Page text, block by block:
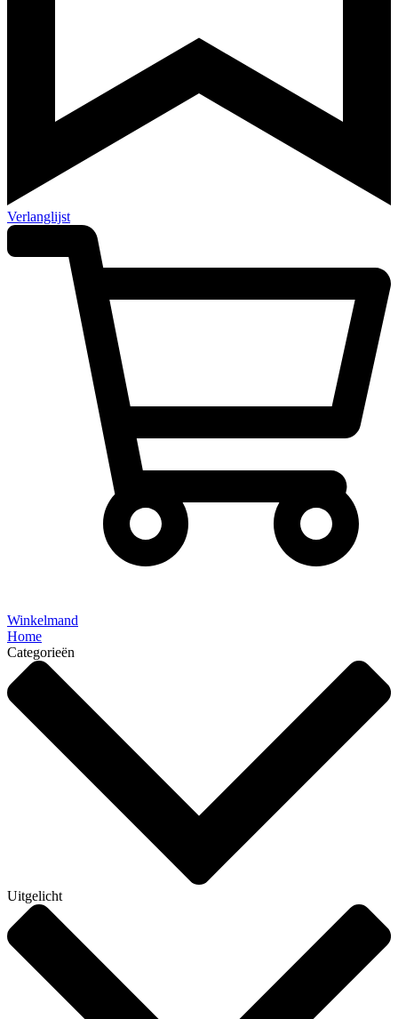
Verlanglijst
Winkelmand
Home
Categorieën
Uitgelicht